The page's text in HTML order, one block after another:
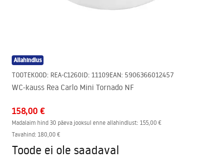
Allahindlus
TOOTEKOOD: REA-C1260ID: 11109EAN: 5906366012457
WC-kauss Rea Carlo Mini Tornado NF
158,00 €
Madalaim hind 30 päeva jooksul enne allahindlust: 155,00 €
Tavahind: 180,00 €
Toode ei ole saadaval